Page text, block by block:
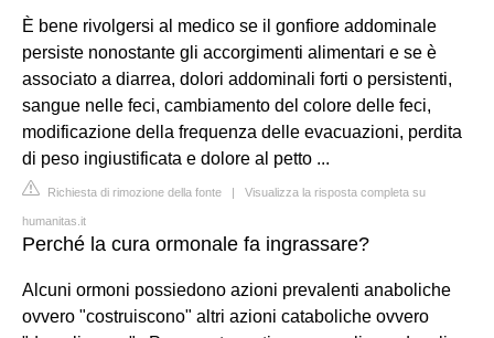
È bene rivolgersi al medico se il gonfiore addominale
persiste nonostante gli accorgimenti alimentari e se è
associato a diarrea, dolori addominali forti o persistenti,
sangue nelle feci, cambiamento del colore delle feci,
modificazione della frequenza delle evacuazioni, perdita
di peso ingiustificata e dolore al petto ...
Richiesta di rimozione della fonte | Visualizza la risposta completa su
humanitas.it
Perché la cura ormonale fa ingrassare?
Alcuni ormoni possiedono azioni prevalenti anaboliche
ovvero "costruiscono" altri azioni cataboliche ovvero